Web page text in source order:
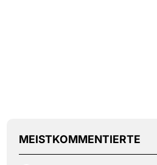
MEISTKOMMENTIERTE